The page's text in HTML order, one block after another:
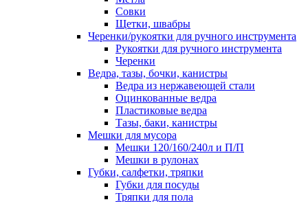
Совки
Щетки, швабры
Черенки/рукоятки для ручного инструмента
Рукоятки для ручного инструмента
Черенки
Ведра, тазы, бочки, канистры
Ведра из нержавеющей стали
Оцинкованные ведра
Пластиковые ведра
Тазы, баки, канистры
Мешки для мусора
Мешки 120/160/240л и П/П
Мешки в рулонах
Губки, салфетки, тряпки
Губки для посуды
Тряпки для пола